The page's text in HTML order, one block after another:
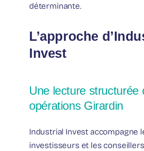
déterminante.
L’approche
Invest
Une lecture structurée
opérations Girardin
Industrial Invest accompagne
investisseurs et les